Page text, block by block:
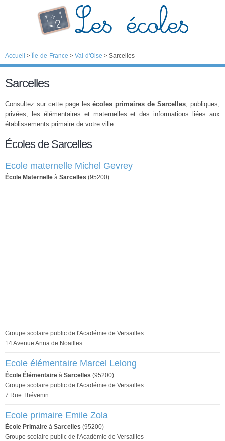
Accueil > Île-de-France > Val-d'Oise > Sarcelles
Sarcelles
Consultez sur cette page lesécoles primaires de Sarcelles, publiques,
privées, les élémentaires et maternelles et des informations liées aux
établissements primaire de votre ville.
Écoles de Sarcelles
Ecole maternelle Michel Gevrey
École Maternelle à Sarcelles (95200)
Groupe scolaire public de l'Académie de Versailles
14 Avenue Anna de Noailles
Ecole élémentaire Marcel Lelong
École Élémentaire à Sarcelles (95200)
Groupe scolaire public de l'Académie de Versailles
7 Rue Thévenin
Ecole primaire Emile Zola
École Primaire à Sarcelles (95200)
Groupe scolaire public de l'Académie de Versailles